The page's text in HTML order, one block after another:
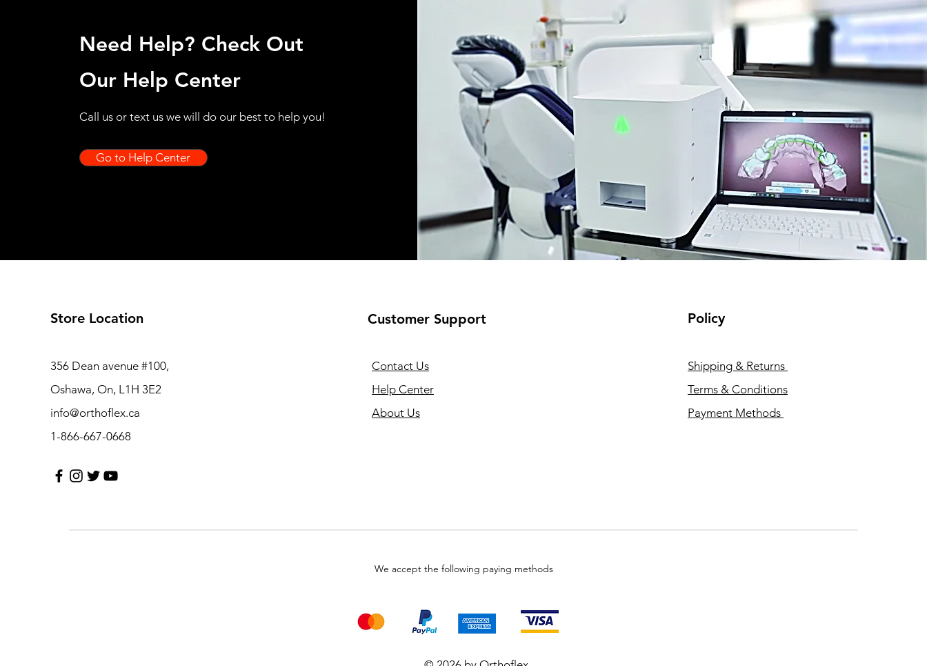
Need Help? Check Out
Our Help Center
Call us or text us we will do our best to help you!
Go to Help Center
Store Location
356 Dean avenue #100,
Oshawa, On, L1H 3E2
info@orthoflex.ca
1-866-667-0668
Customer Support
Contact Us
Help Center
About Us
Policy
Shipping & Returns
Terms & Conditions
Payment Methods
We accept the following paying methods